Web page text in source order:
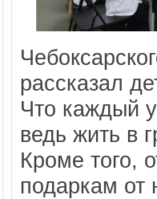
рассказал
Что каждый
ведь жить в
Кроме того,
подаркам